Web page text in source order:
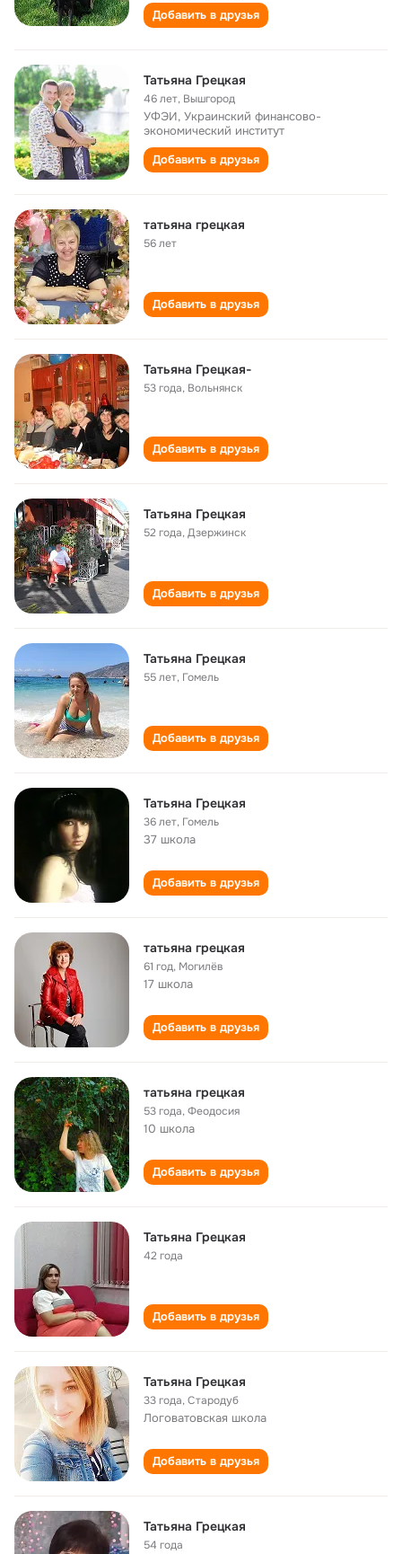
Добавить в друзья
Татьяна Грецкая
46 лет, Вышгород
УФЭИ, Украинский финансово-
экономический институт
Добавить в друзья
татьяна грецкая
56 лет
Добавить в друзья
Татьяна Грецкая-
53 года, Вольнянск
Добавить в друзья
Татьяна Грецкая
52 года,Дзержинск
Добавить в друзья
Татьяна Грецкая
55 лет, Гомель
Добавить в друзья
Татьяна Грецкая
36 лет, Гомель
37 школа
Добавить в друзья
татьяна грецкая
61 год, Могилёв
17 школа
Добавить в друзья
татьяна грецкая
53 года,Феодосия
10 школа
Добавить в друзья
Татьяна Грецкая
42 года
Добавить в друзья
Татьяна Грецкая
33 года,Стародуб
Логоватовская школа
Добавить в друзья
Татьяна Грецкая
54 года